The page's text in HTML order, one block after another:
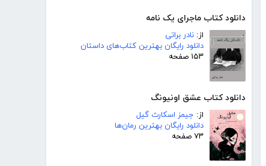
دانلود کتاب ماجرای یک نامه
از: نادر براتی
دانلود رایگان بهترین کتاب‌های داستان
۱۵۳ صفحه
دانلود کتاب عشق اونیونگ
از: جیمز اسکارث گیل
دانلود رایگان بهترین رمان‌ها
۷۳ صفحه